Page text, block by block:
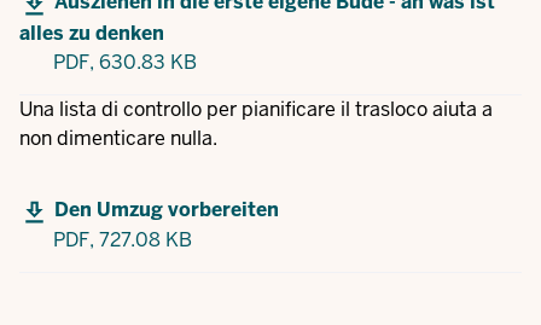
alles zu denken
PDF, 630.83 KB
Una lista di controllo per pianificare il trasloco aiuta a
non dimenticare nulla.
Den Umzug vorbereiten
PDF, 727.08 KB